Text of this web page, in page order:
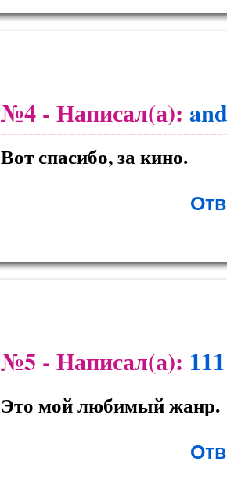
№4 - Написал(а):
Вот спасибо, за кино.
№5 - Написал(а): 111
Это мой любимый жанр.